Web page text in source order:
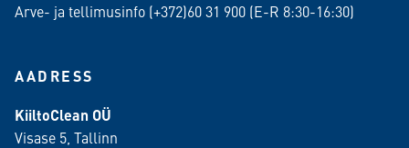
Arve- ja tellimusinfo (+372)60 31 900 (E-R 8:30-16:30)
AADRESS
KiiltoClean OÜ
Visase 5, Tallinn